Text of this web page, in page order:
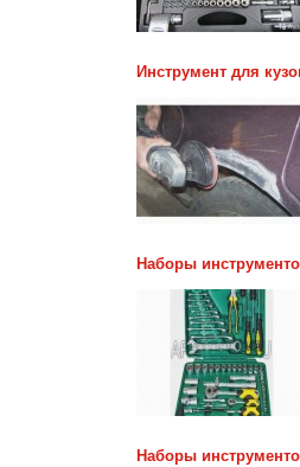
Инструмент для
Наборы
Наборы